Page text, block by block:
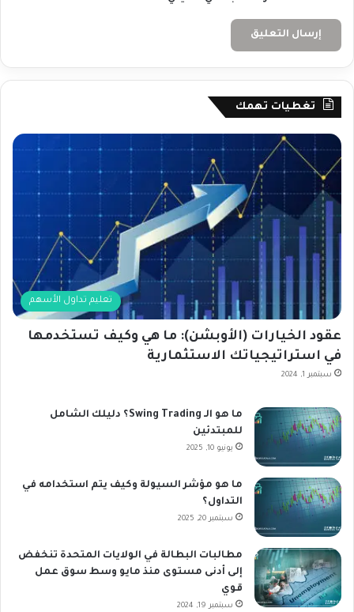
تغطيات تهمك
تعليم تداول الأسهم
عقود الخيارات (الأوبشن): ما هي وكيف تستخدمها
في استراتيجياتك الاستثمارية
سبتمبر 1, 2024
ما هو الـ Swing Trading؟ دليلك الشامل
للمبتدئين
يونيو 10, 2025
ما هو مؤشر السيولة وكيف يتم استخدامه في
التداول؟
سبتمبر 20, 2025
مطالبات البطالة في الولايات المتحدة تنخفض
إلى أدنى مستوى منذ مايو وسط سوق عمل
قوي
سبتمبر 19, 2024